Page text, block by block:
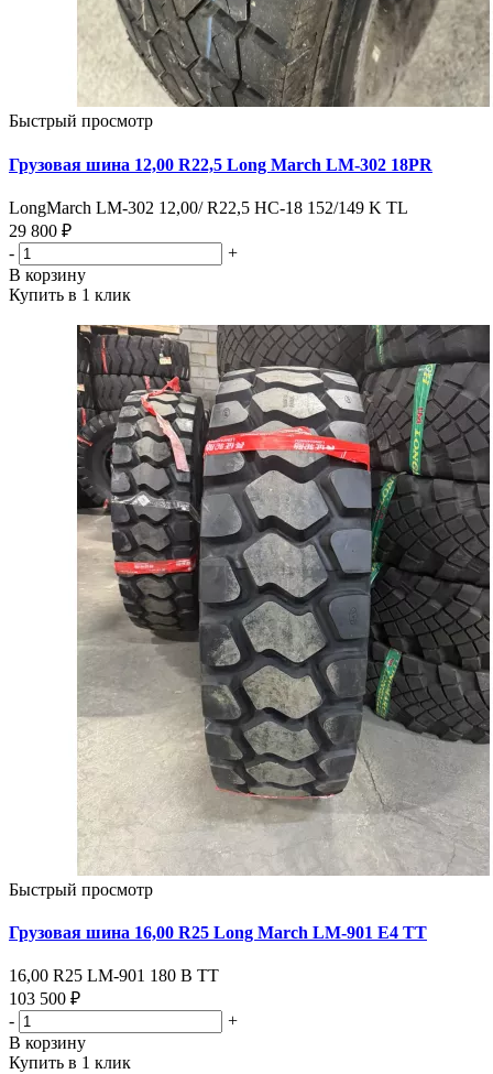
Быстрый просмотр
Грузовая шина 12,00 R22,5 Long March LM-302 18PR
LongMarch LM-302 12,00/ R22,5 НС-18 152/149 K TL
29 800 ₽
-
+
В корзину
Купить в 1 клик
Быстрый просмотр
Грузовая шина 16,00 R25 Long March LM-901 Е4 ТТ
16,00 R25 LM-901 180 В ТТ
103 500 ₽
-
+
В корзину
Купить в 1 клик